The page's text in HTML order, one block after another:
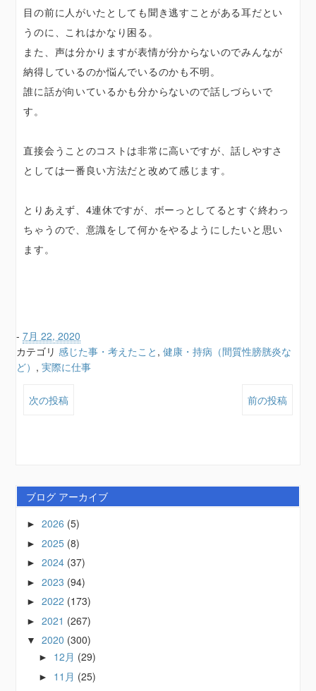
目の前に人がいたとしても聞き逃すことがある耳だとい
うのに、これはかなり困る。
また、声は分かりますが表情が分からないのでみんなが
納得しているのか悩んでいるのかも不明。
誰に話が向いているかも分からないので話しづらいで
す。
直接会うことのコストは非常に高いですが、話しやすさ
としては一番良い方法だと改めて感じます。
とりあえず、4連休ですが、ボーっとしてるとすぐ終わっ
ちゃうので、意識をして何かをやるようにしたいと思い
ます。
-7月 22, 2020
カテゴリ 感じた事・考えたこと ,健康・持病（間質性膀胱炎な
ど） ,実際に仕事
次の投稿 前の投稿
ブログ アーカイブ
►2026 (5)
►2025 (8)
►2024 (37)
►2023 (94)
►2022 (173)
►2021 (267)
▼2020 (300)
► 12月 (29)
► 11月 (25)